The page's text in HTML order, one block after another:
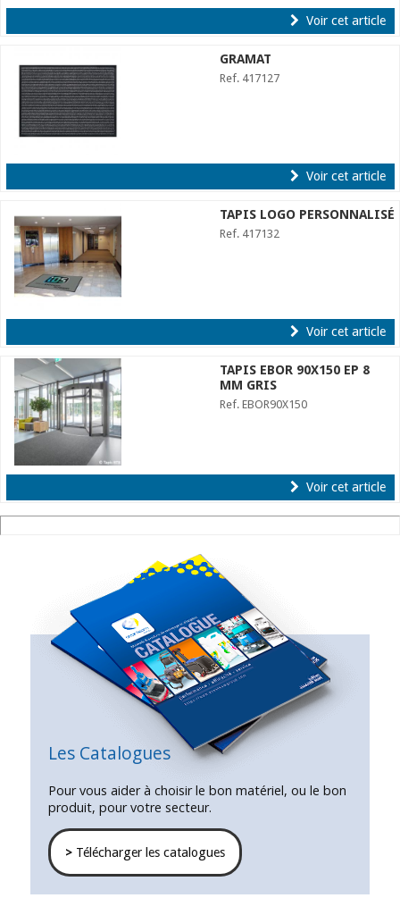
Voir cet article
GRAMAT
Ref. 417127
Voir cet article
TAPIS LOGO PERSONNALISÉ
Ref. 417132
Voir cet article
TAPIS EBOR 90X150 EP 8
MM GRIS
Ref. EBOR90X150
Voir cet article
Les Catalogues
Pour vous aider à choisir le bon matériel, ou le bon
produit, pour votre secteur.
>Télécharger les catalogues